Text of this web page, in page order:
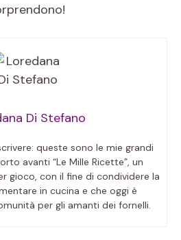
Di Stefano
queste sono le mie grandi
avanti “Le Mille Ricette”, un
gioco, con il fine di condividere la
in cucina e che oggi è
per gli amanti dei fornelli.